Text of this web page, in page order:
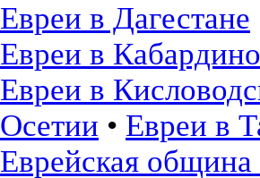
Евреи в Дагестане
Евреи в
Евреи в
Осетии • Евреи в
Еврейская община